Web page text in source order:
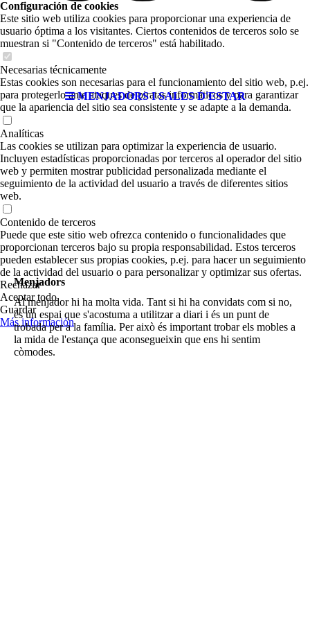
MENJADORS I SALES D'ESTAR
Menjadors
Al menjador hi ha molta vida. Tant si hi ha convidats com si no,
és un espai que s'acostuma a utilitzar a diari i és un punt de
trobada per a la família. Per això és important trobar els mobles a
la mida de l'estança que aconsegueixin que ens hi sentim
còmodes.
Configuración de cookies
Este sitio web utiliza cookies para proporcionar una experiencia de
usuario óptima a los visitantes. Ciertos contenidos de terceros solo se
muestran si "Contenido de terceros" está habilitado.
Necesarias técnicamente
Estas cookies son necesarias para el funcionamiento del sitio web, p.ej.
para protegerlo ante ataques de piratas informáticos y para garantizar
que la apariencia del sitio sea consistente y se adapte a la demanda.
Analíticas
Las cookies se utilizan para optimizar la experiencia de usuario.
Incluyen estadísticas proporcionadas por terceros al operador del sitio
web y permiten mostrar publicidad personalizada mediante el
seguimiento de la actividad del usuario a través de diferentes sitios
web.
Contenido de terceros
Puede que este sitio web ofrezca contenido o funcionalidades que
proporcionan terceros bajo su propia responsabilidad. Estos terceros
pueden establecer sus propias cookies, p.ej. para hacer un seguimiento
de la actividad del usuario o para personalizar y optimizar sus ofertas.
Rechazar
Aceptar todo
Guardar
Más información